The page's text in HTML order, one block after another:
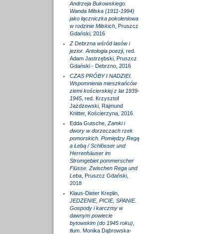
Andrzeja Bukowskiego.
Wanda Milska (1911-1994)
jako łączniczka pokoleniowa
w rodzinie Milskich, Pruszcz
Gdański, 2016
Z Debrzna wśród lasów i
jezior. Antologia poezji, red.
Adam Jastrzębski, Pruszcz
Gdański - Debrzno, 2016
CZAS PRÓBY I NADZIEI.
Wspomnienia mieszkańców
ziemi kościerskiej z lat 1939-
1945, red. Krzysztof
Jażdżewski, Rajmund
Knitter, Kościerzyna, 2016
Edda Gutsche, Zamki i
dwory w dorzeczach rzek
pomorskich. Pomiędzy Regą
a Łebą / Schlösser und
Herrenhäuser im
Stromgebiet pommerscher
Flüsse. Zwischen Rega und
Leba, Pruszcz Gdański,
2018
Klaus-Dieter Kreplin,
JEDZENIE, PICIE, SPANIE.
Gospody i karczmy w
dawnym powiecie
bytowskim (do 1945 roku)
tłum. Monika Dąbrowska-